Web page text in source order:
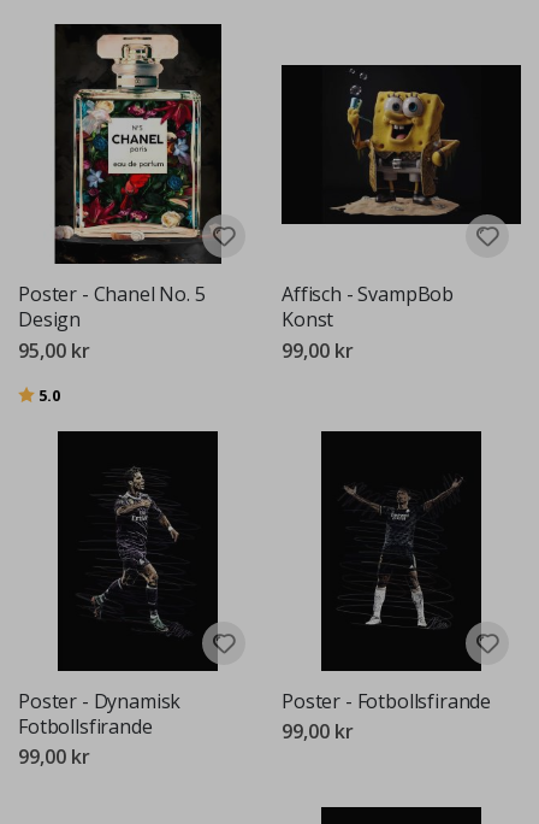
Poster - Chanel No. 5
Design
95,00 kr
Betyg:
5.0
Affisch - SvampBob
Konst
99,00 kr
Poster - Dynamisk
Fotbollsfirande
99,00 kr
Poster - Fotbollsfirande
99,00 kr